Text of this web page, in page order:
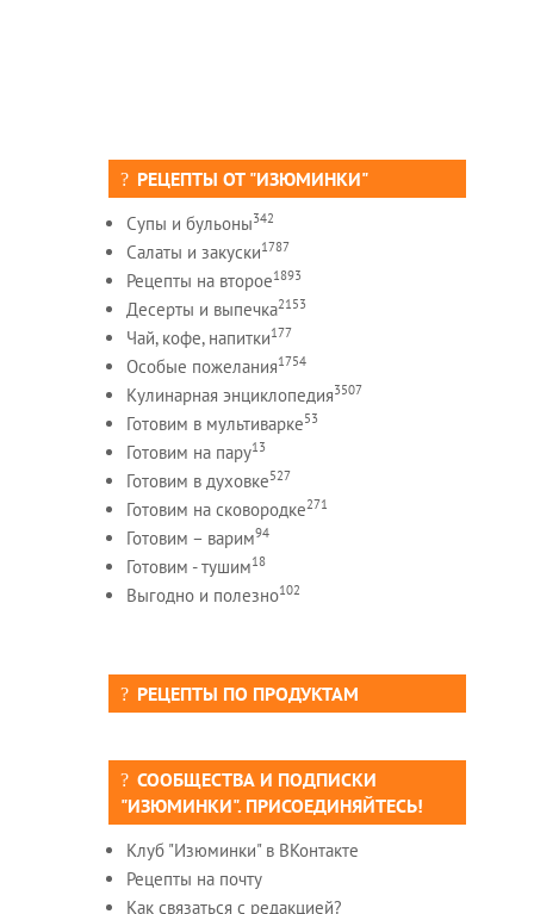
РЕЦЕПТЫ ОТ "ИЗЮМИНКИ"
Супы и бульоны342
Салаты и закуски1787
Рецепты на второе1893
Десерты и выпечка2153
Чай, кофе, напитки177
Особые пожелания1754
Кулинарная энциклопедия3507
Готовим в мультиварке53
Готовим на пару13
Готовим в духовке527
Готовим на сковородке271
Готовим – варим94
Готовим - тушим18
Выгодно и полезно102
РЕЦЕПТЫ ПО ПРОДУКТАМ
СООБЩЕСТВА И ПОДПИСКИ
"ИЗЮМИНКИ". ПРИСОЕДИНЯЙТЕСЬ!
Клуб "Изюминки" в ВКонтакте
Рецепты на почту
Как связаться с редакцией?